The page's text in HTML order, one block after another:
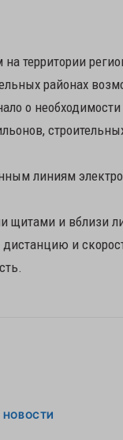
территории
районах
о
линиям
щитами и вблизи
и